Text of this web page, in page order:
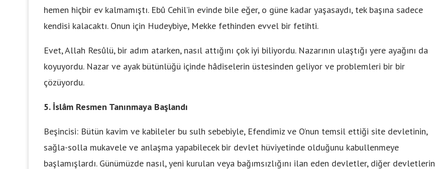
hemen hiçbir ev kalmamıştı. Ebû Cehil’in evinde bile eğer, o güne kadar yaşasaydı, tek başına sadece
kendisi kalacaktı. Onun için Hudeybiye, Mekke fethinden evvel bir fetihti.
Evet, Allah Resûlü, bir adım atarken, nasıl attığını çok iyi biliyordu. Nazarının ulaştığı yere ayağını da
koyuyordu. Nazar ve ayak bütünlüğü içinde hâdiselerin üstesinden geliyor ve problemleri bir bir
çözüyordu.
5. İslâm Resmen Tanınmaya Başlandı
Beşincisi: Bütün kavim ve kabileler bu sulh sebebiyle, Efendimiz ve O’nun temsil ettiği site devletinin,
sağla-solla mukavele ve anlaşma yapabilecek bir devlet hüviyetinde olduğunu kabullenmeye
başlamışlardı. Günümüzde nasıl, yeni kurulan veya bağımsızlığını ilan eden devletler, diğer devletlerin